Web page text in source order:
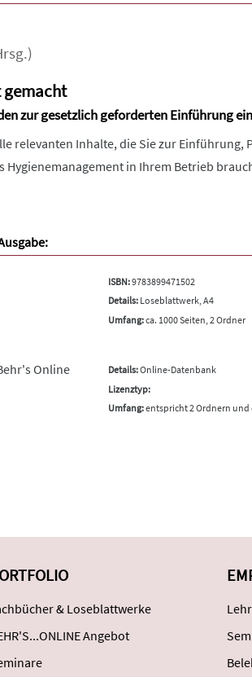
gemacht
zur gesetzlich geforderten Einführung
relevanten Inhalte, die Sie zur
in Ihrem Betrieb
ISBN:9783899471502
Details:Loseblattwerk, A4
Umfang:ca. 1000 Seiten, 2 Ordner
Online Details:Online-Datenbank
Lizenztyp:
Umfang:entspricht 2 Ordnern und
& Loseblattwerke
Angebot